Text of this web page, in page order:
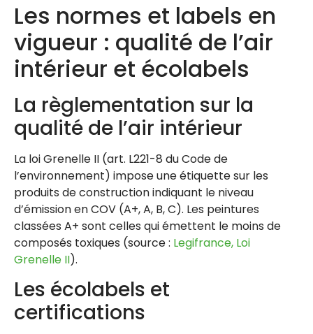
Les normes et labels en
vigueur : qualité de l’air
intérieur et écolabels
La règlementation sur la
qualité de l’air intérieur
La loi Grenelle II (art. L221-8 du Code de
l’environnement) impose une étiquette sur les
produits de construction indiquant le niveau
d’émission en COV (A+, A, B, C). Les peintures
classées A+ sont celles qui émettent le moins de
composés toxiques (source : Legifrance, Loi
Grenelle II).
Les écolabels et
certifications